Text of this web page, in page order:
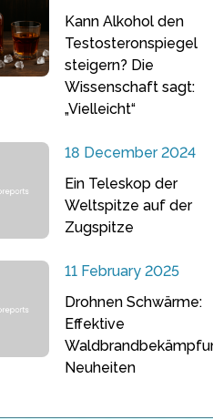
Kann Alkohol den
Testosteronspiegel
steigern? Die
Wissenschaft sagt:
„Vielleicht“
18 December 2024
Ein Teleskop der
Weltspitze auf der
Zugspitze
11 February 2025
Drohnen Schwärme:
Effektive
Neuheiten